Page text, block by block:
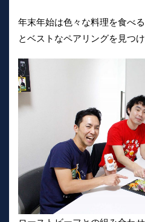
年末年始は色々な料理を食べ
とベストなペアリングを見つ